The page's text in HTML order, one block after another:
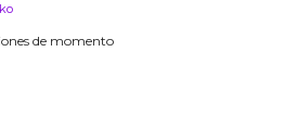
de momento